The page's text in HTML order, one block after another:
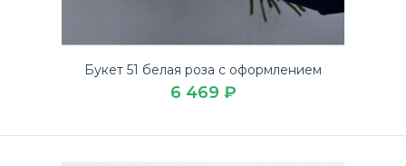
Букет 51 белая роза с оформлением
6 469 ₽